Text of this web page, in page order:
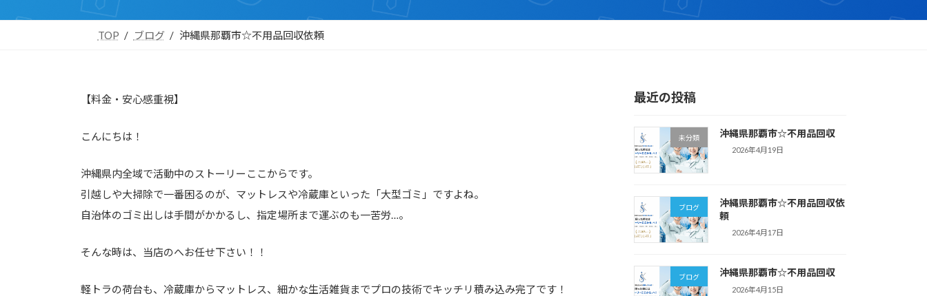
TOP ブログ 沖縄県那覇市☆不用品回収依頼
【料金・安心感重視】
こんにちは！
沖縄県内全域で活動中のストーリーここからです。
引越しや大掃除で一番困るのが、マットレスや冷蔵庫といった「大型ゴミ」ですよね。
自治体のゴミ出しは手間がかかるし、指定場所まで運ぶのも一苦労…。
そんな時は、当店のへお任せ下さい！！
軽トラの荷台も、冷蔵庫からマットレス、細かな生活雑貨までプロの技術でキッチリ積み込み完了です！
最近の投稿
未分類 沖縄県那覇市☆不用品回収
2026年4月19日
ブログ
沖縄県那覇市☆不用品回収依
頼
2026年4月17日
ブログ 沖縄県那覇市☆不用品回収
2026年4月15日